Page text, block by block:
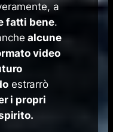
a
fatti bene.
alcune
video
estrarrò
i propri